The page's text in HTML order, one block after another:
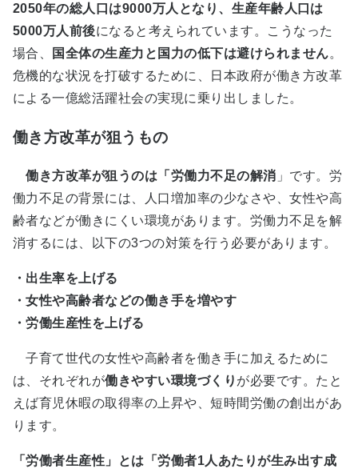
2050年の総人口は9000万人となり、生産年齢人口は
5000万人前後になると考えられています。こうなった
場合、
国全体の生産力と国力の低下は避けられません。
危機的な状況を打破するために、日本政府が働き方改革
による一億総活躍社会の実現に乗り出しました。
働き方改革が狙うもの
働き方改革が狙うのは「労働力不足の解消 」です。労
働力不足の背景には、人口増加率の少なさや、女性や高
齢者などが働きにくい環境があります。労働力不足を解
消するには、以下の3つの対策を行う必要があります。
・出生率を上げる
・女性や高齢者などの働き手を増やす
・労働生産性を上げる
子育て世代の女性や高齢者を働き手に加えるために
は、それぞれが働きやすい環境づくり が必要です。たと
えば育児休暇の取得率の上昇や、短時間労働の創出があ
ります。
「労働者生産性」とは「労働者1人あたりが生み出す成